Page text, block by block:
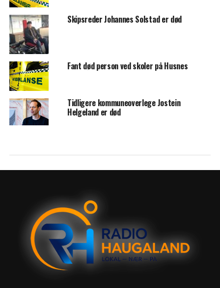
Skipsreder Johannes Solstad er død
Fant død person ved skoler på Husnes
Tidligere kommuneoverlege Jostein
Helgeland er død